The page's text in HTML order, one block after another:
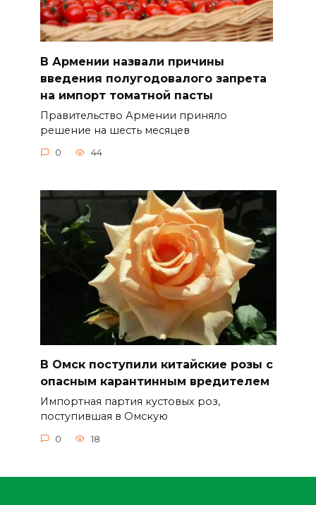
В Армении назвали причины
введения полугодовалого запрета
на импорт томатной пасты
Правительство Армении приняло
решение на шесть месяцев
0 44
В Омск поступили китайские розы с
опасным карантинным вредителем
Импортная партия кустовых роз,
поступившая в Омскую
0 18